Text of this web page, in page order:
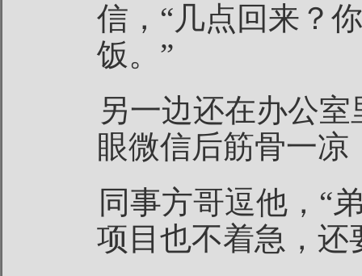
信，“几点回来？
饭。”
另一边还在办公
眼微信后筋骨一
同事方哥逗他，“
项目也不着急，还